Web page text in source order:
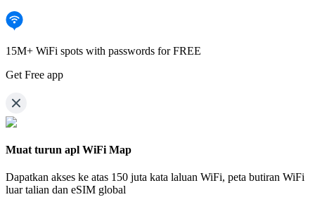
15M+ WiFi spots with passwords for FREE
Get Free app
Muat turun apl WiFi Map
Dapatkan akses ke atas 150 juta kata laluan WiFi, peta butiran WiFi
luar talian dan eSIM global